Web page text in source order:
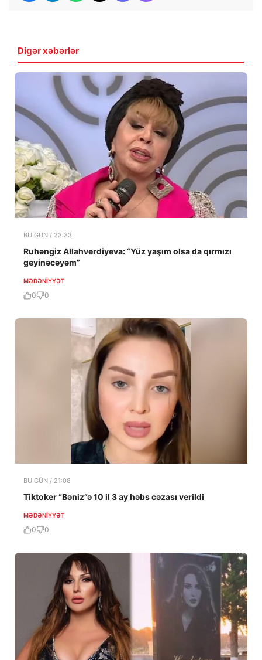
Digər xəbərlər
BU GÜN / 23:33
Ruhəngiz Allahverdiyeva: “Yüz yaşım olsa da qırmızı
geyinəcəyəm”
MƏDƏNIYYƏT
0 0
BU GÜN / 21:08
Tiktoker “Bəniz”ə 10 il 3 ay həbs cəzası verildi
MƏDƏNIYYƏT
0 0